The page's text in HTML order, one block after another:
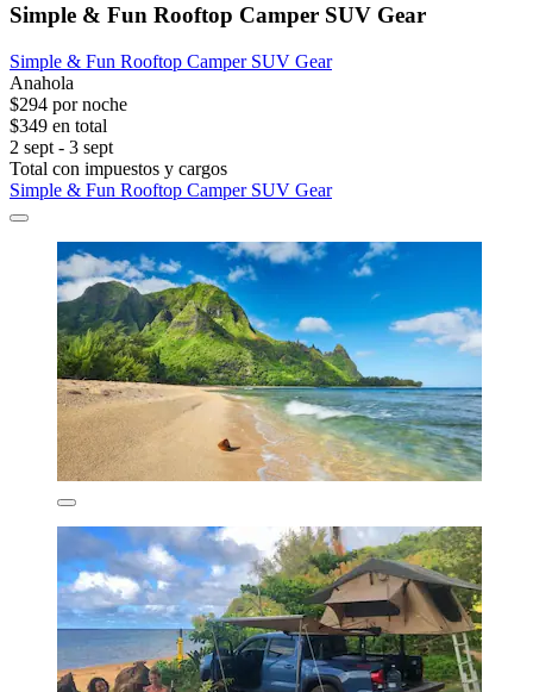
Simple & Fun Rooftop Camper SUV Gear
Simple & Fun Rooftop Camper SUV Gear
Anahola
$294 por noche
$349 en total
2 sept - 3 sept
Total con impuestos y cargos
Simple & Fun Rooftop Camper SUV Gear